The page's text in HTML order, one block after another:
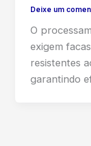
Deixe um
O
exigem
resistentes
garantindo